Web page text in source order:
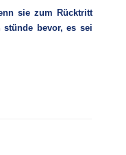
sie zum Rücktritt
stünde bevor, es sei